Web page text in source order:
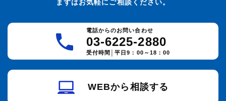
まずはお気軽にご相談ください。
電話からのお問い合わせ
03-6225-2880
受付時間│平日9：00～18：00
WEBから相談する